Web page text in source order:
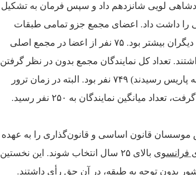
لویی شانزدهم داد و سپس فرمان به تشکیل
داشت داد. اعضای مجمع جزو تمامی طبقات
جامعه بودند ولی تعداد حقوقدان‌های آن نسبت به دیگران بیشتر بود. ۷۵ نفر از اعضا در مجمع اصلی
وجود داشتند. تعداد کل نمایندگان مجمع بدون در نظر گرفتن
البته در زمان ترور
قانون اساسی و قانون‌گذاری را به عهده
فرانسوی
بالای ۲۵ سال انتخاب شوند. این نخستین
بدون توجه به طبقه، در آن حق رأی داشتند.